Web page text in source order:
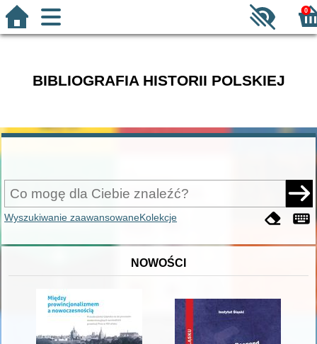
0
BIBLIOGRAFIA HISTORII POLSKIEJ
Wyszukiwanie zaawansowaneKolekcje
NOWOŚCI